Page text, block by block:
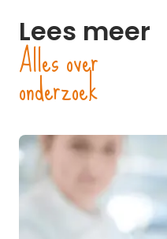
Lees meer
Alles over
onderzoek